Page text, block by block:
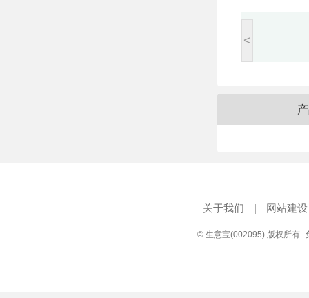
<
关于我们 | 网站建设
© 生意宝(002095) 版权所有